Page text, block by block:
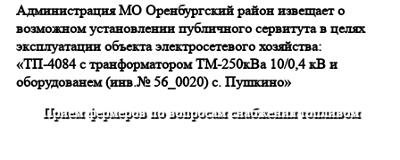
Администрация МО Оренбургский район извещает о
возможном установлении публичного сервитута в целях
эксплуатации объекта электросетевого хозяйства:
«ТП-4084 с транформатором ТМ-250кВа 10/0,4 кВ и
оборудованем (инв.№ 56_0020) с. Пушкино»
Прием фермеров по вопросам снабжения топливом